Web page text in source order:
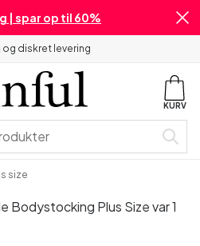
| spar op til 60%
og diskret levering
KURV
size